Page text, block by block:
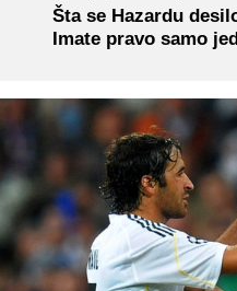
Šta se Hazardu
Imate pravo samo